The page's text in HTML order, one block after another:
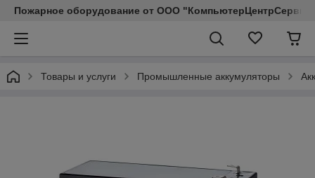
Пожарное оборудование от ООО "КомпьютерЦентрСервис
Товары и услуги Промышленные аккумуляторы